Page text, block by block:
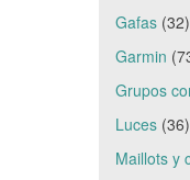
Gafas(32)
Garmin
Grupos
Luces(36)
Maillots y